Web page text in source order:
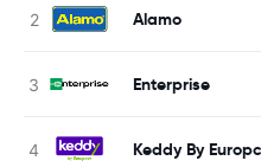
Alamo
Enterprise
Keddy By